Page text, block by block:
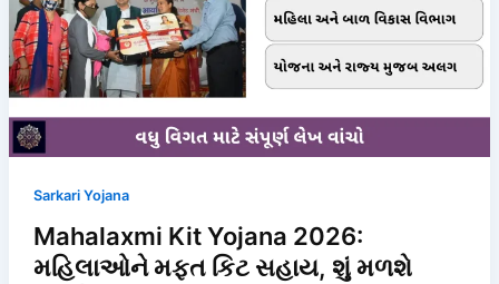
Sarkari Yojana
Mahalaxmi Kit Yojana 2026:
મહિલાઓને મફત કિટ સહાય, શું મળશે